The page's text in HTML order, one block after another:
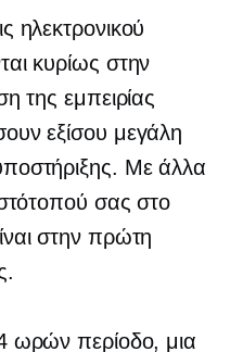
ηλεκτρονικού
κυρίως στην
της εμπειρίας
εξίσου μεγάλη
Με άλλα
σας στο
στην πρώτη
ωρών περίοδο, μια